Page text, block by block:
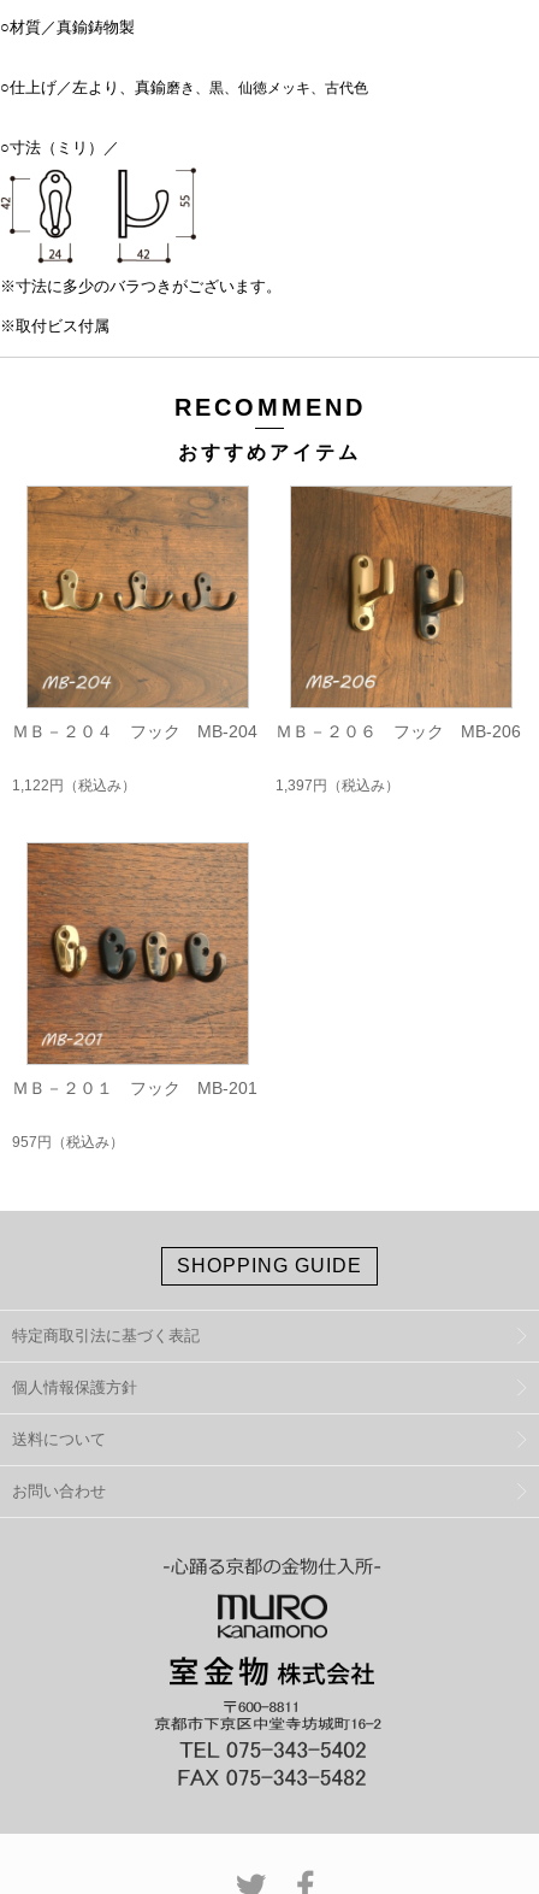
○材質／真鍮鋳物製
○仕上げ／左より、真鍮磨き、黒、仙徳メッキ、古代色
○寸法（ミリ）／
※寸法に多少のバラつきがございます。
※取付ビス付属
RECOMMEND
おすすめアイテム
ＭＢ－２０４ フック MB-204
1,122円 （税込み）
ＭＢ－２０６ フック MB-206
1,397円 （税込み）
ＭＢ－２０１ フック MB-201
957円 （税込み）
SHOPPING GUIDE
特定商取引法に基づく表記
個人情報保護方針
送料について
お問い合わせ